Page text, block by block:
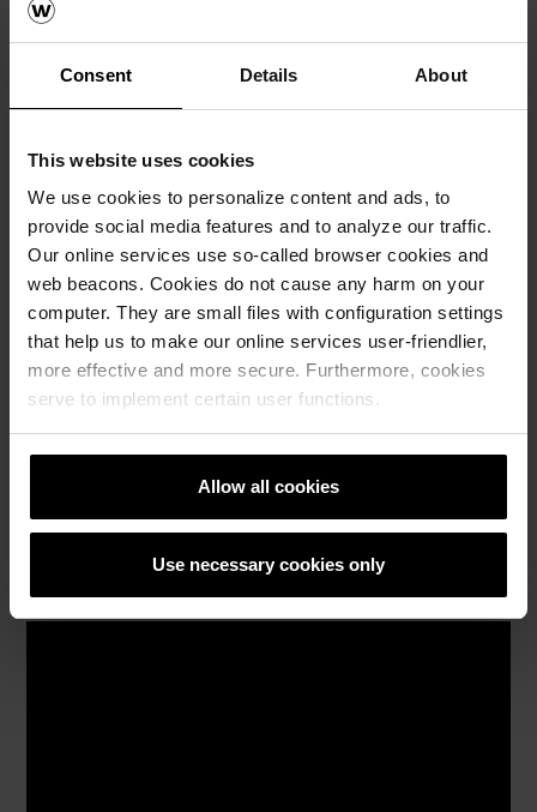
Consent Details About
This website uses cookies
We use cookies to personalize content and ads, to
provide social media features and to analyze our traffic.
Our online services use so-called browser cookies and
web beacons. Cookies do not cause any harm on your
computer. They are small files with configuration settings
that help us to make our online services user-friendlier,
more effective and more secure. Furthermore, cookies
serve to implement certain user functions.
Allow all cookies
Use necessary cookies only
Krovni sistemi
Kalkulatori za izračun krova
Naručite besplatan izračun materijala
Naručite besplatan uzorak crijepa
How to video sadržaj
Katalozi, brošure i tehnička
dokumentacija